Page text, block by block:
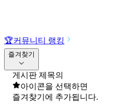
🏆커뮤니티 랭킹
즐겨찾기
게시판 제목의
아이콘을 선택하면
즐겨찾기에 추가됩니다.